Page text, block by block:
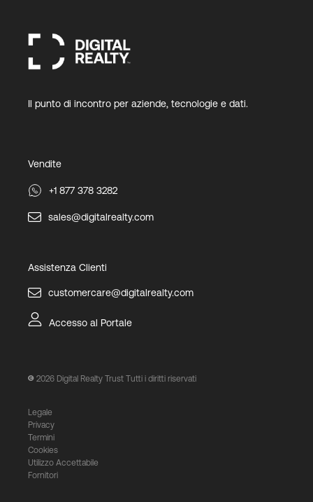
Il punto di incontro per aziende, tecnologie e dati.
Vendite
+1 877 378 3282
sales@digitalrealty.com
Assistenza Clienti
customercare@digitalrealty.com
Accesso al Portale
2026 Digital Realty Trust Tutti i diritti riservati
Legale
Privacy
Termini
Cookies
Utilizzo Accettabile
Fornitori